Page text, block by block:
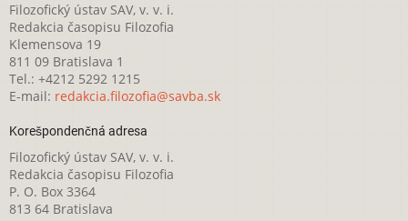
Filozofický ústav SAV, v. v. i.
Redakcia časopisu Filozofia
Klemensova 19
811 09 Bratislava 1
Tel.: +4212 5292 1215
E-mail: redakcia.filozofia@savba.sk
Korešpondenčná adresa
Filozofický ústav SAV, v. v. i.
Redakcia časopisu Filozofia
P. O. Box 3364
813 64 Bratislava